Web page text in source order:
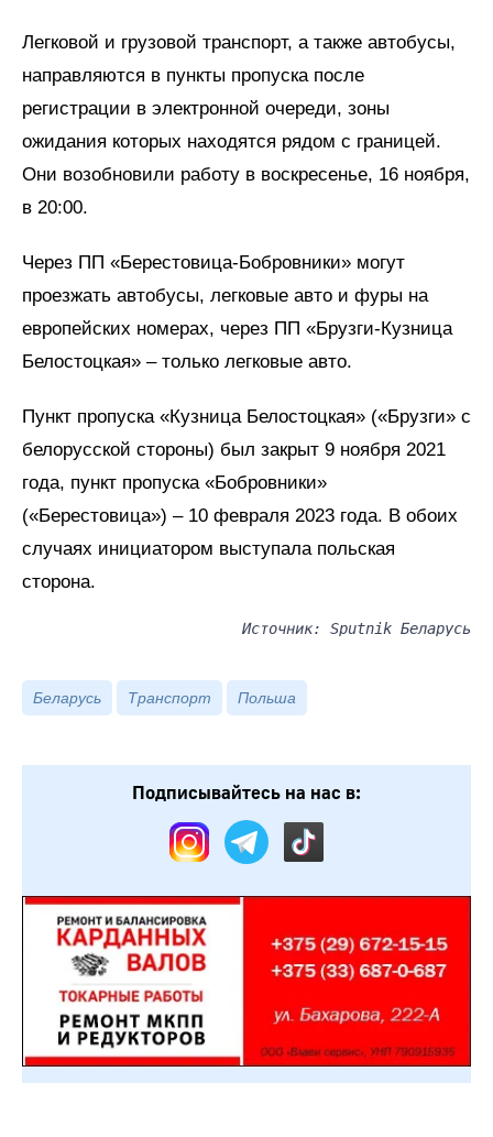
Легковой и грузовой транспорт, а также автобусы,
направляются в пункты пропуска после
регистрации в электронной очереди, зоны
ожидания которых находятся рядом с границей.
Они возобновили работу в воскресенье, 16 ноября,
в 20:00.
Через ПП «Берестовица-Бобровники» могут
проезжать автобусы, легковые авто и фуры на
европейских номерах, через ПП «Брузги-Кузница
Белостоцкая» – только легковые авто.
Пункт пропуска «Кузница Белостоцкая» («Брузги» с
белорусской стороны) был закрыт 9 ноября 2021
года, пункт пропуска «Бобровники»
(«Берестовица») – 10 февраля 2023 года. В обоих
случаях инициатором выступала польская
сторона.
Источник: Sputnik Беларусь
Беларусь Транспорт Польша
Подписывайтесь на нас в: